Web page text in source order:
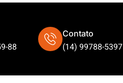
88
Contato
(14) 99788-5397